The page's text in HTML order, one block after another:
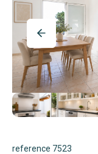
reference 7523